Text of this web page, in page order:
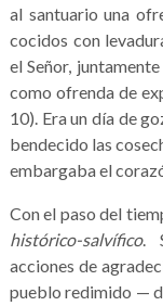
al santuario una
cocidos con
el Señor,
como ofrenda de
10). Era un día de
bendecido las
embargaba el
Con el paso del
histórico-salvífico.
acciones de
pueblo redimido —